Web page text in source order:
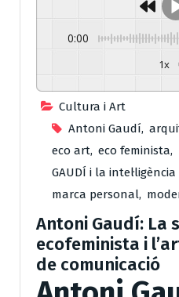
0:00
1x
Cultura i Art
Antoni Gaudí,
eco art, eco feminista,
GAUDÍ i la
marca personal,
Antoni Gaudí: La
ecofeminista i
de comunicació